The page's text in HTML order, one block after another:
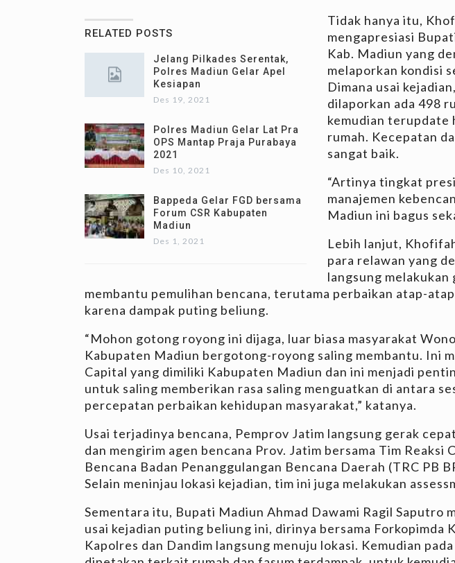
RELATED POSTS
Jelang Pilkades Serentak,
Polres Madiun Gelar Apel
Kesiapan
Des 19, 2021
Polres Madiun Gelar Lat Pra
OPS Mantap Praja Purabaya
2021
Des 10, 2021
Bappeda Gelar FGD bersama
Forum CSR Kabupaten
Madiun
Des 1, 2021
Tidak hanya itu,
mengapresiasi
Kab. Madiun yang
melaporkan kondisi
Dimana usai
dilaporkan ada 498
kemudian terupdate
rumah. Kecepatan
sangat baik.
“Artinya tingkat
manajemen
Madiun ini bagus
Lebih lanjut,
para relawan yang
langsung
membantu pemulihan bencana, terutama perbaikan atap-
karena dampak puting beliung.
“Mohon gotong royong ini dijaga, luar biasa masyarakat
Kabupaten Madiun bergotong-royong saling membantu. Ini
Capital yang dimiliki Kabupaten Madiun dan ini menjadi
untuk saling memberikan rasa saling menguatkan di antara
percepatan perbaikan kehidupan masyarakat,” katanya.
Usai terjadinya bencana, Pemprov Jatim langsung gerak
dan mengirim agen bencana Prov. Jatim bersama Tim Reaksi
Bencana Badan Penanggulangan Bencana Daerah (TRC PB
Selain meninjau lokasi kejadian, tim ini juga melakukan
Sementara itu, Bupati Madiun Ahmad Dawami Ragil Saputro
usai kejadian puting beliung ini, dirinya bersama Forkopimda
Kapolres dan Dandim langsung menuju lokasi. Kemudian